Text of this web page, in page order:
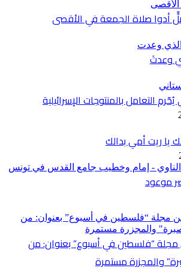
وعدتَ
التعامل بالمنتوجات الإسرائيلية
يا ريت أمي بدالك
موعود
(470) من مجلة “فلسطين في أسبوع” بعنوان: من
والمجزرة مستمرة